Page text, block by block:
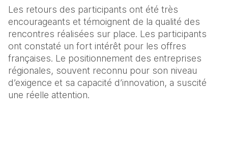
Les retours des participants ont été très
encourageants et témoignent de la qualité des
rencontres réalisées sur place. Les participants
ont constaté un fort intérêt pour les offres
françaises. Le positionnement des entreprises
régionales, souvent reconnu pour son niveau
d’exigence et sa capacité d’innovation, a suscité
une réelle attention.